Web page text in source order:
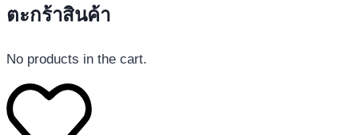
ตะกร้าสินค้า
No products in the cart.